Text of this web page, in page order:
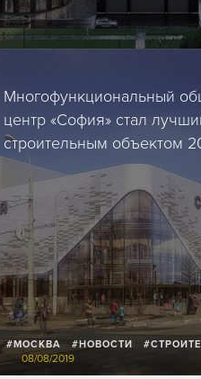
Многофункциональный
центр «София» стал
строительным объектом
08/08/2019
#МОСКВА #НОВОСТИ